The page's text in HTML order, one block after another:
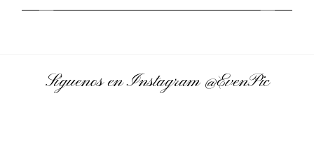
Síguenos en Instagram@EvenPic